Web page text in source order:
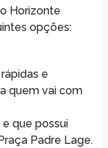
Horizonte
opções:
e
quem vai com
que possui
Padre Lage.